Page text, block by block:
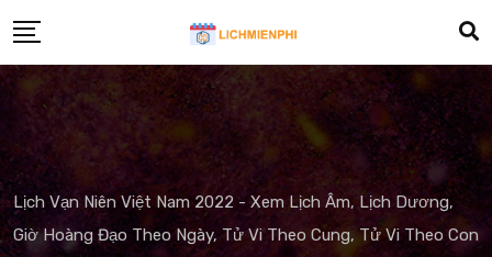
to
content
Lịch Vạn Niên Việt Nam 2022 - Xem Lịch Âm, Lịch Dương,
Giờ Hoàng Đạo Theo Ngày, Tử Vi Theo Cung, Tử Vi Theo Con